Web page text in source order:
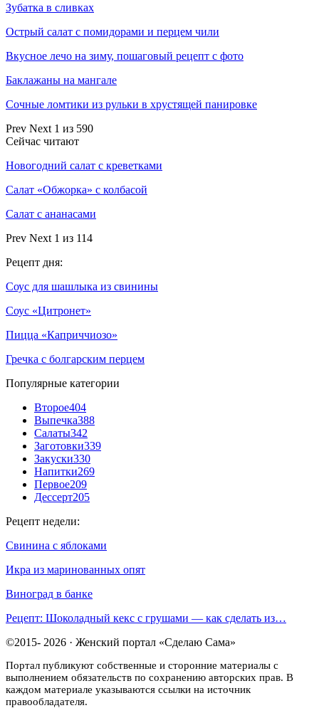
Зубатка в сливках
Острый салат с помидорами и перцем чили
Вкусное лечо на зиму, пошаговый рецепт с фото
Баклажаны на мангале
Сочные ломтики из рульки в хрустящей панировке
Prev Next 1 из 590
Сейчас читают
Новогодний салат с креветками
Салат «Обжорка» с колбасой
Салат с ананасами
Prev Next 1 из 114
Рецепт дня:
Соус для шашлыка из свинины
Соус «Цитронет»
Пицца «Каприччиозо»
Гречка с болгарским перцем
Популярные категории
Второе404
Выпечка388
Салаты342
Заготовки339
Закуски330
Напитки269
Первое209
Дессерт205
Рецепт недели:
Свинина с яблоками
Икра из маринованных опят
Виноград в банке
Рецепт: Шоколадный кекс с грушами — как сделать из…
©2015- 2026 · Женский портал «Сделаю Сама»
Портал публикуют собственные и сторонние материалы с
выполнением обязательств по сохранению авторских прав. В
каждом материале указываются ссылки на источник
правообладателя.